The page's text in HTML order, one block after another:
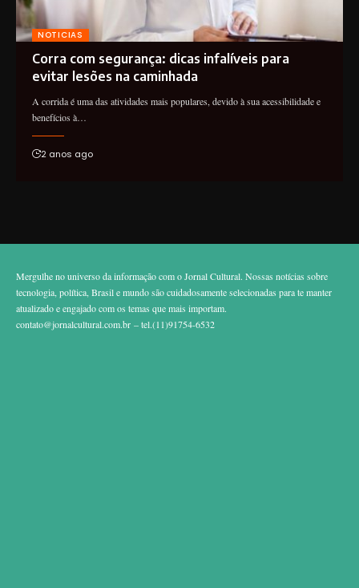
NOTICIAS
Corra com segurança: dicas infalíveis para
evitar lesões na caminhada
A corrida é uma das atividades mais populares, devido à sua acessibilidade e
benefícios à…
2 anos ago
Mergulhe no universo da informação com o Jornal Cultural. Nossas notícias sobre
tecnologia, política, Brasil e mundo são cuidadosamente selecionadas para te manter
atualizado e engajado com os temas que mais importam.
contato@jornalcultural.com.br – tel.(11)91754-6532